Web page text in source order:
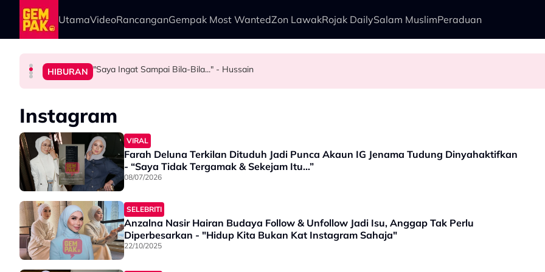
Skip to main content
UtamaVideoRancanganGempak Most WantedZon LawakRojak DailySalam MuslimPeraduan
HIBURAN Bawa Anak Ke Klinik, Syasya Rizal Terkejut Dikenali Doktor
HIBURAN "Saya Ingat Sampai Bila-Bila..." - Hussain
SELEBRITI Syida Melvin Serah Isu Hutang Syarikat Kepada Peguam, Dakwa Masih Belum Dapat Hak - “Saya Dah Bagi
HIBURAN “Saya Tak Pernah Berbulu Macam Tu...” – Zizan Simpan Misai Demi TERBANG
Instagram
VIRAL
Farah Deluna Terkilan Dituduh Jadi Punca Akaun IG Jenama Tudung Dinyahaktifkan
- “Saya Tidak Tergamak & Sekejam Itu…”
08/07/2026
SELEBRITI
Anzalna Nasir Hairan Budaya Follow & Unfollow Jadi Isu, Anggap Tak Perlu
Diperbesarkan - "Hidup Kita Bukan Kat Instagram Sahaja"
22/10/2025